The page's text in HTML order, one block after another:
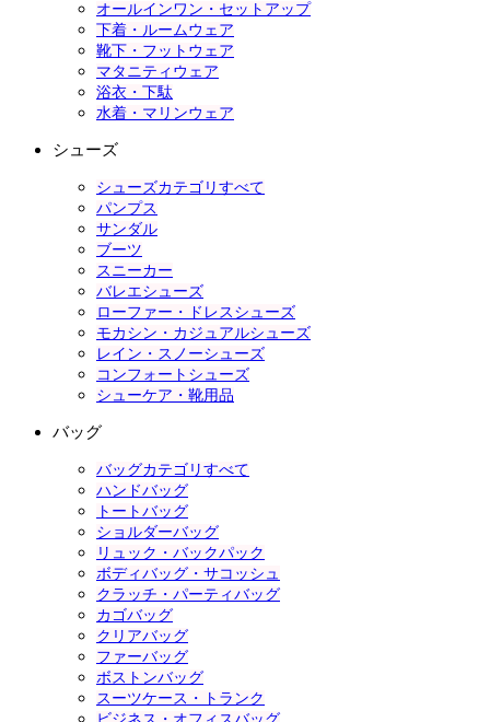
オールインワン・セットアップ
下着・ルームウェア
靴下・フットウェア
マタニティウェア
浴衣・下駄
水着・マリンウェア
シューズ
シューズカテゴリすべて
パンプス
サンダル
ブーツ
スニーカー
バレエシューズ
ローファー・ドレスシューズ
モカシン・カジュアルシューズ
レイン・スノーシューズ
コンフォートシューズ
シューケア・靴用品
バッグ
バッグカテゴリすべて
ハンドバッグ
トートバッグ
ショルダーバッグ
リュック・バックパック
ボディバッグ・サコッシュ
クラッチ・パーティバッグ
カゴバッグ
クリアバッグ
ファーバッグ
ボストンバッグ
スーツケース・トランク